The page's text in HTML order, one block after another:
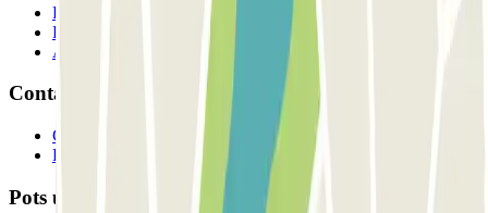
Professionals
Proveïdor de pàrquing
Afiliat
Contacte
Contacta'ns
FAQ
Pots utilitzar aquests mètodes de pagament: